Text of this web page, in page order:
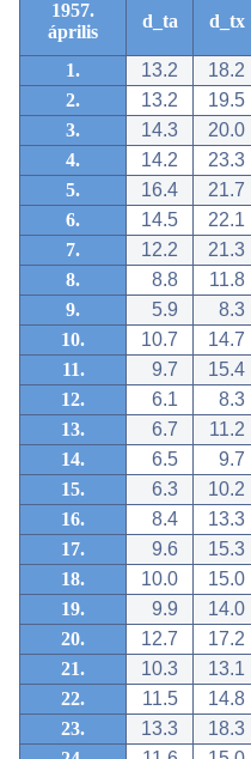
1957.
április
d_ta d_tx
1. 13.2
18.2
2.
13.2
19.5
3.
14.3
20.0
4.
14.2
23.3
5.
16.4
21.7
6.
14.5
22.1
7.
12.2
21.3
8.
8.8
11.8
9.
5.9
8.3
10.
10.7
14.7
11.
9.7
15.4
12.
6.1
8.3
13.
6.7
11.2
14.
6.5
9.7
15.
6.3
10.2
16.
8.4
13.3
17.
9.6
15.3
18.
10.0
15.0
19.
9.9
14.0
20.
12.7
17.2
21.
10.3
13.1
22.
11.5
14.8
23.
13.3
18.3